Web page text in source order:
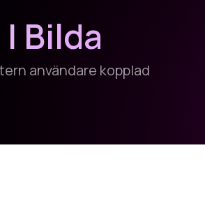
Bilda
användare kopplad